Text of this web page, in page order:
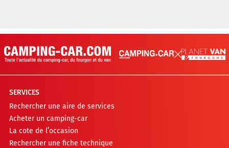
SERVICES
Rechercher une aire de services
Acheter un camping-car
La cote de l’occasion
Rechercher une fiche technique